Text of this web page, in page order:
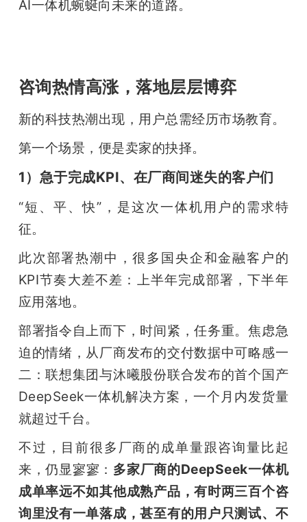
AI一体机蜿蜒向未来的道路。
咨询热情高涨，落地层层博弈
新的科技热潮出现，用户总需经历市场教育。
第一个场景，便是卖家的抉择。
1）急于完成KPI、在厂商间迷失的客户们
“短、平、快”，是这次一体机用户的需求特
征。
此次部署热潮中，很多国央企和金融客户的
KPI节奏大差不差：上半年完成部署，下半年
应用落地。
部署指令自上而下，时间紧，任务重。焦虑急
迫的情绪，从厂商发布的交付数据中可略感一
二：联想集团与沐曦股份联合发布的首个国产
DeepSeek一体机解决方案，一个月内发货量
就超过千台。
不过，目前很多厂商的成单量跟咨询量比起
来，仍显寥寥： 多家厂商的DeepSeek一体机
成单率远不如其他成熟产品，有时两三百个咨
询里没有一单落成，甚至有的用户只测试、不